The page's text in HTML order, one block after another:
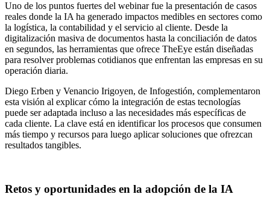
Uno de los puntos fuertes del webinar fue la presentación de casos
reales donde la IA ha generado impactos medibles en sectores como
la logística, la contabilidad y el servicio al cliente. Desde la
digitalización masiva de documentos hasta la conciliación de datos
en segundos, las herramientas que ofrece TheEye están diseñadas
para resolver problemas cotidianos que enfrentan las empresas en su
operación diaria.
Diego Erben y Venancio Irigoyen, de Infogestión, complementaron
esta visión al explicar cómo la integración de estas tecnologías
puede ser adaptada incluso a las necesidades más específicas de
cada cliente. La clave está en identificar los procesos que consumen
más tiempo y recursos para luego aplicar soluciones que ofrezcan
resultados tangibles.
Retos y oportunidades en la adopción de la IA